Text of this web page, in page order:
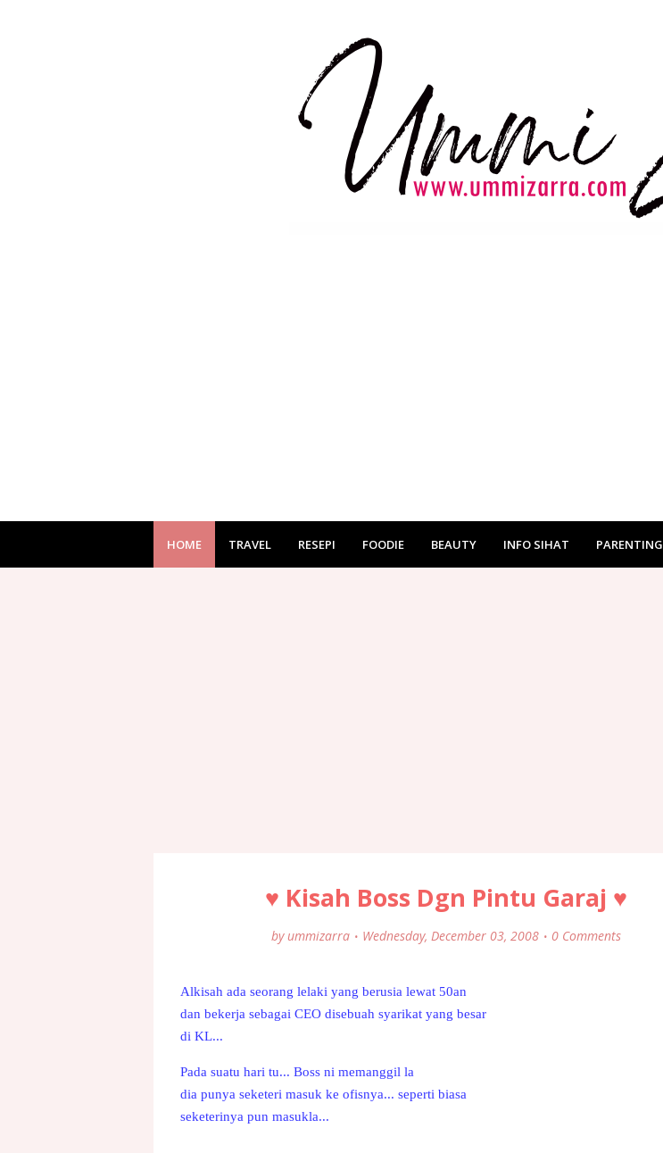
HOME TRAVEL RESEPI FOODIE BEAUTY INFO SIHAT PARENTING
♥ Kisah Boss Dgn Pintu Garaj ♥
by ummizarra Wednesday, December 03, 2008 0 Comments
Alkisah ada seorang lelaki yang berusia lewat 50an
dan bekerja sebagai CEO disebuah syarikat yang besar
di KL...
Pada suatu hari tu... Boss ni memanggil la
dia punya seketeri masuk ke ofisnya... seperti biasa
seketerinya pun masukla...